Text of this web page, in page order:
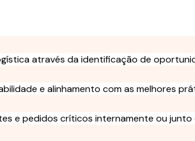
através da identificação de
e alinhamento com as melhores
e pedidos críticos internamente ou